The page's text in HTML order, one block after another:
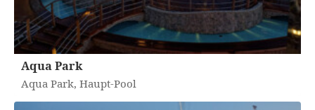
Aqua Park
Aqua Park, Haupt-Pool